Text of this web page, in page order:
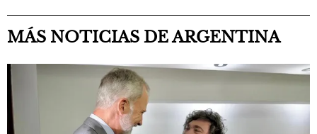
MÁS NOTICIAS DE ARGENTINA